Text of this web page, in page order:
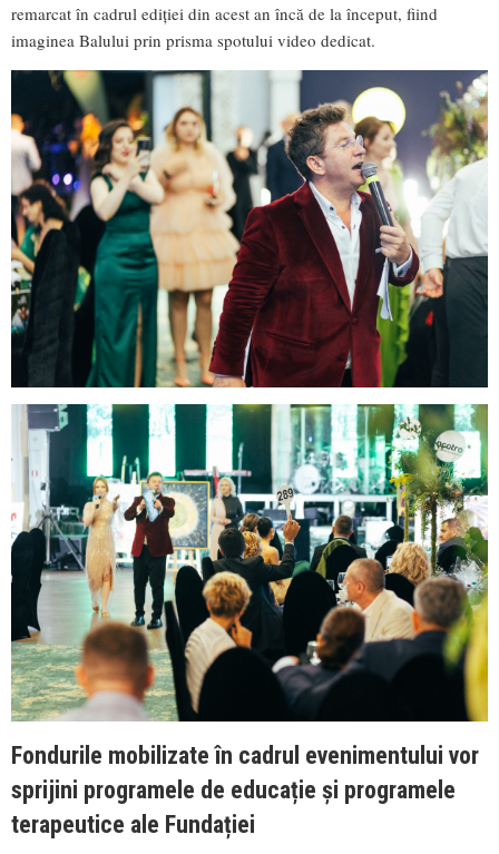
remarcat în cadrul ediției din acest an încă de la început, fiind
imaginea Balului prin prisma spotului video dedicat.
Fondurile mobilizate în cadrul evenimentului vor
sprijini programele de educație și programele
terapeutice ale Fundației